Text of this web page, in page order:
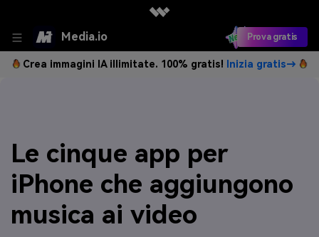
Media.io Prova gratis
Crea immagini IA illimitate. 100% gratis! Inizia gratis→
Le cinque app per
iPhone che aggiungono
musica ai video